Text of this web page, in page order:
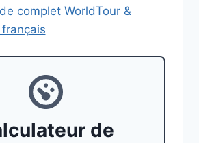
complet WorldTour &
français
de